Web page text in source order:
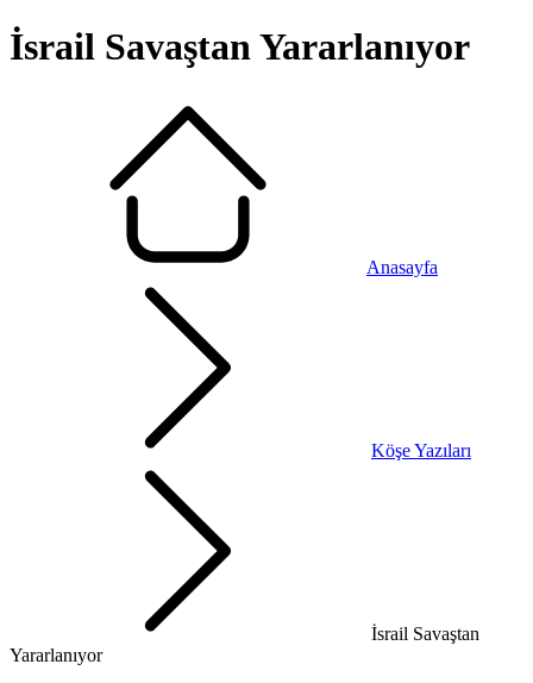
İsrail Savaştan Yararlanıyor
Anasayfa
Köşe Yazıları
İsrail Savaştan
Yararlanıyor